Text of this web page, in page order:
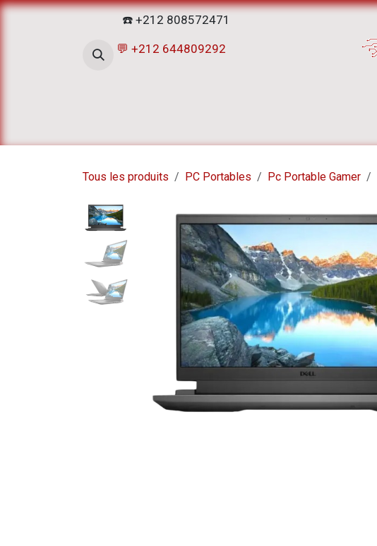
Se rendre au contenu
☎️ +212 808572471
💬 +212 644809292
Tous les produits PC Portables Pc Portable Gamer